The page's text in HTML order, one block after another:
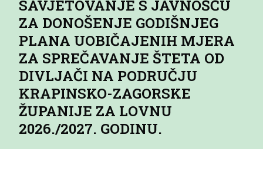
SAVJETOVANJE S JAVNOŠĆU
ZA DONOŠENJE GODIŠNJEG
PLANA UOBIČAJENIH MJERA
ZA SPREČAVANJE ŠTETA OD
DIVLJAČI NA PODRUČJU
KRAPINSKO-ZAGORSKE
ŽUPANIJE ZA LOVNU
2026./2027. GODINU.